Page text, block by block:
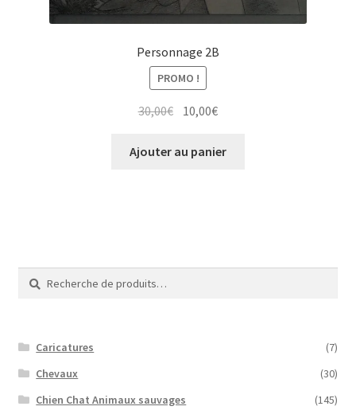
Personnage 2B
PROMO !
30,00€ Le
initial
10,00€Le
actuel
Ajouter au panier
Recherche
pour :
Recherche
Caricatures
(7)
Chevaux
(30)
Chien Chat Animaux sauvages
(145)